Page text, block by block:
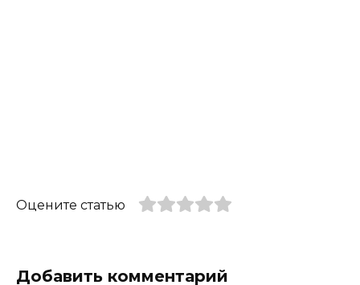
Оцените статью
Добавить комментарий